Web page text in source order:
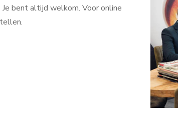
Je bent altijd welkom. Voor online